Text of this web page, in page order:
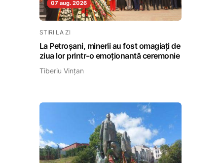
07 aug. 2026
STIRI LA ZI
La Petroșani, minerii au fost omagiați de
ziua lor printr-o emoționantă ceremonie
Tiberiu Vințan